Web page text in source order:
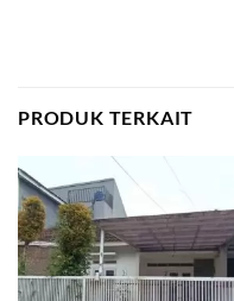
PRODUK TERKAIT